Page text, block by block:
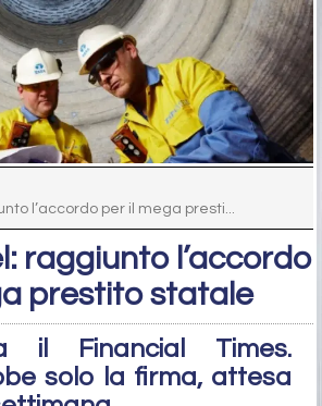
l’accordo per il mega presti...
raggiunto l’accordo
prestito statale
il Financial Times.
solo la firma, attesa